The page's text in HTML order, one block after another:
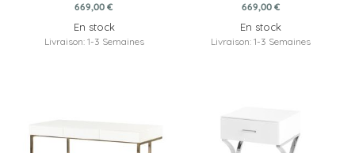
669,00 €
En stock
Livraison: 1-3 Semaines
669,00 €
En stock
Livraison: 1-3 Semaines